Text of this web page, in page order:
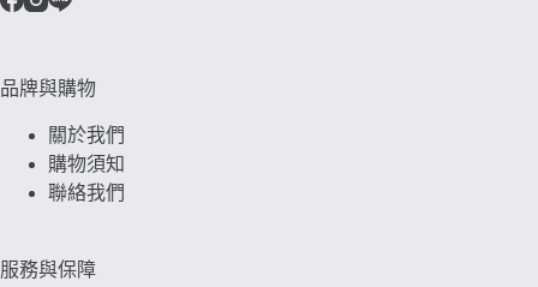
品牌與購物
關於我們
購物須知
聯絡我們
服務與保障